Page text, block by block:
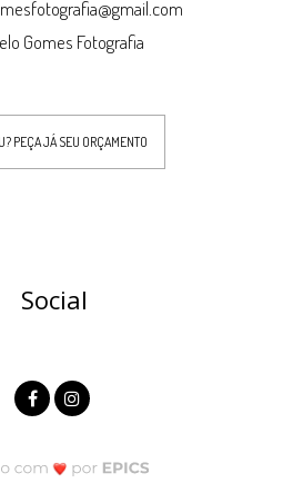
Gomes Fotografia
PEÇA JÁ SEU ORÇAMENTO
Social